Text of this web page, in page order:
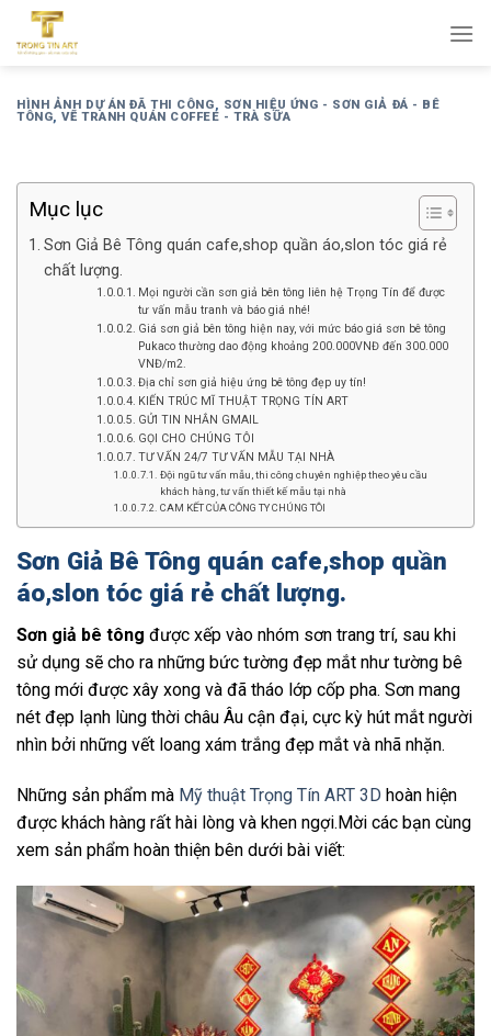
qua
dungHÌNH ẢNH DỰ ÁN ĐÃ THI CÔNG, SƠN HIỆU ỨNG - SƠN GIẢ ĐÁ - BÊ
TÔNG,VẼ TRANH QUÁN COFFEE - TRÀ SỮA
Mục lục
Sơn Giả Bê Tông quán cafe,shop quần áo,slon tóc giá rẻ
chất lượng.
Mọi người cần sơn giả bên tông liên hệ Trọng Tín để được
tư vấn mẫu tranh và báo giá nhé!
Giá sơn giả bên tông hiện nay, với mức báo giá sơn bê tông
Pukaco thường dao động khoảng 200.000VNĐ đến 300.000
VNĐ/m2.
Địa chỉ sơn giả hiệu ứng bê tông đẹp uy tín!
KIẾN TRÚC MĨ THUẬT TRỌNG TÍN ART
GỬI TIN NHẮN GMAIL
GỌI CHO CHÚNG TÔI
TƯ VẤN 24/7 TƯ VẤN MẪU TẠI NHÀ
Đội ngũ tư vấn mẫu, thi công chuyên nghiệp theo yêu cầu
khách hàng, tư vấn thiết kế mẫu tại nhà
CAM KẾT CỦA CÔNG TY CHÚNG TÔI
Sơn Giả Bê Tông quán cafe,shop quần
áo,slon tóc giá rẻ chất lượng.
Sơn giả bê tông được xếp vào nhóm sơn trang trí, sau khi
sử dụng sẽ cho ra những bức tường đẹp mắt như tường bê
tông mới được xây xong và đã tháo lớp cốp pha. Sơn mang
nét đẹp lạnh lùng thời châu Âu cận đại, cực kỳ hút mắt người
nhìn bởi những vết loang xám trắng đẹp mắt và nhã nhặn.
Những sản phẩm mà Mỹ thuật Trọng Tín ART 3D hoàn hiện
được khách hàng rất hài lòng và khen ngợi.Mời các bạn cùng
xem sản phẩm hoàn thiện bên dưới bài viết: